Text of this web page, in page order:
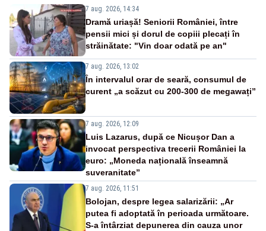
7 aug. 2026, 14:34
Dramă uriașă! Seniorii României, între
pensii mici și dorul de copiii plecați în
străinătate: "Vin doar odată pe an"
7 aug. 2026, 13:02
În intervalul orar de seară, consumul de
curent „a scăzut cu 200-300 de megawați”
7 aug. 2026, 12:09
Luis Lazarus, după ce Nicușor Dan a
invocat perspectiva trecerii României la
euro: „Moneda națională înseamnă
suveranitate”
7 aug. 2026, 11:51
Bolojan, despre legea salarizării: „Ar
putea fi adoptată în perioada următoare.
S-a întârziat depunerea din cauza unor